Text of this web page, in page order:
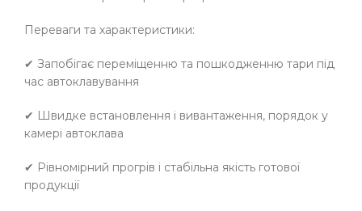
Переваги та характеристики:
✔ Запобігає переміщенню та пошкодженню тари під
час автоклавування
✔ Швидке встановлення і вивантаження, порядок у
камері автоклава
✔ Рівномірний прогрів і стабільна якість готової
продукції